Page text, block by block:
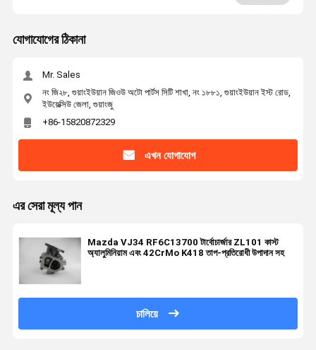
যোগাযোগের ঠিকানা
Mr. Sales
নং জি২৮, গুয়াংইউয়ান জিওউ অটো পার্টস সিটি শাখা, নং ১৮৮১, গুয়াংইউয়ান ইস্ট রোড,
ইউয়েক্সিউ জেলা, গুয়াংজু
+86-15820872329
এখন যোগাযোগ
এর সেরা মূল্য পান
Mazda VJ34 RF6C13700 টার্বোচার্জার ZL101 কাস্ট
অ্যালুমিনিয়াম এবং 42CrMo K418 তাপ-প্রতিরোধী উপাদান সহ
চালিয়ে